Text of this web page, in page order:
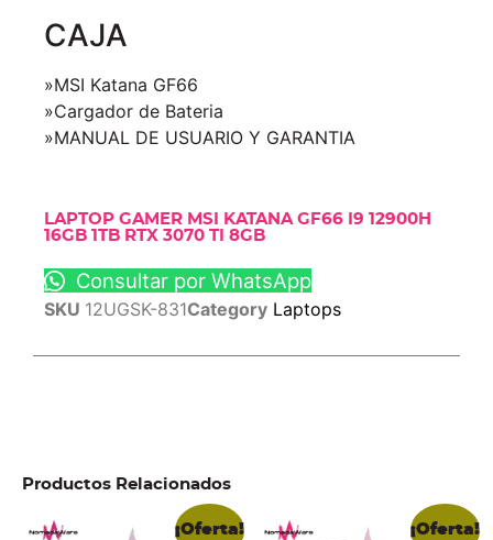
CAJA
»MSI Katana GF66
»Cargador de Bateria
»MANUAL DE USUARIO Y GARANTIA
LAPTOP GAMER MSI KATANA GF66 I9 12900H
16GB 1TB RTX 3070 TI 8GB
Consultar por WhatsApp
SKU 12UGSK-831Category Laptops
Productos Relacionados
¡Oferta! ¡Oferta!